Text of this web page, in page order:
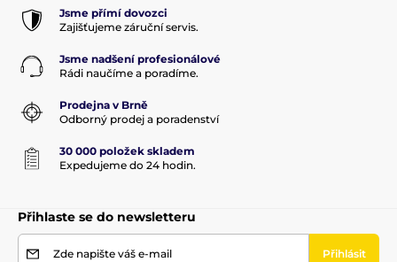
Jsme přímí dovozci
Zajišťujeme záruční servis.
Jsme nadšení profesionálové
Rádi naučíme a poradíme.
Prodejna v Brně
Odborný prodej a poradenství
30 000 položek skladem
Expedujeme do 24 hodin.
Přihlaste se do newsletteru
Zde napište váš e-mail Přihlásit